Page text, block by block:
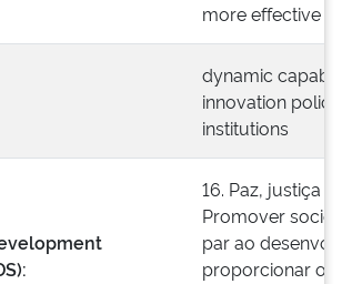
more effective
dynamic
innovation
institutions
16. Paz, justiça
Promover
par ao
proporcionar o